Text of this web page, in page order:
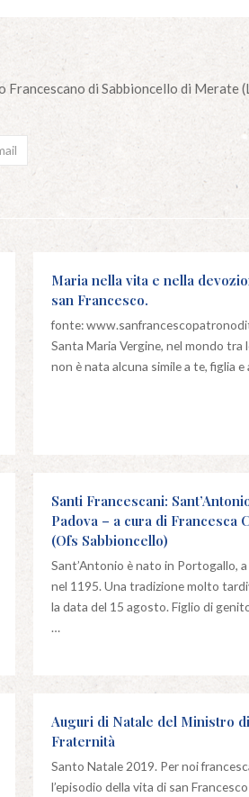
di Sabbioncello di Merate
Maria nella vita e nella
san Francesco.
fonte:
Santa Maria Vergine, nel mondo tra
non è nata alcuna simile a te, figlia
Santi Francescani:
Padova – a cura di Francesca
(Ofs Sabbioncello)
Sant’Antonio è nato in Portogallo,
nel 1195. Una tradizione molto
la data del 15 agosto. Figlio di
…
Auguri di Natale del Ministro di
Fraternità
Santo Natale 2019. Per noi
l’episodio della vita di san